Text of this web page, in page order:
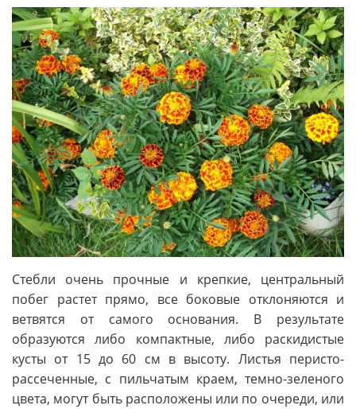
Стебли очень прочные и крепкие, центральный
побег растет прямо, все боковые отклоняются и
ветвятся от самого основания. В результате
образуются либо компактные, либо раскидистые
кусты от 15 до 60 см в высоту. Листья перисто-
рассеченные, с пильчатым краем, темно-зеленого
цвета, могут быть расположены или по очереди, или